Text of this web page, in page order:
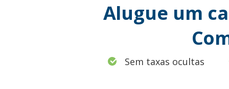
Alugue um
Sem taxas ocultas